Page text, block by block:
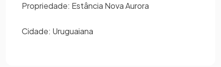
Propriedade: Estância Nova Aurora
Cidade: Uruguaiana